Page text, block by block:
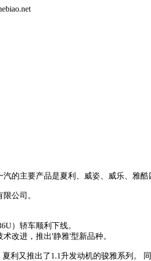
主要产品是夏利、威姿、威乐、雅酷
公司。
）轿车顺利下线。
改进，推出'静雅'型新品种。
利又推出了1.1升发动机的骏雅系列